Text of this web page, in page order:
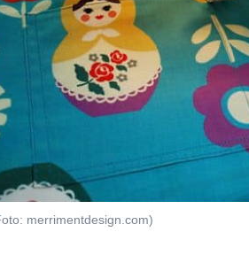
merrimentdesign.com)